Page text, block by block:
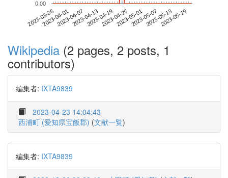
2023-03-262023-04-012023-04-072023-04-132023-04-192023-04-252023-05-012023-05-072023-05-132023-05-19
0.00
Wikipedia (2 pages, 2 posts, 1
contributors)
編集者: IXTA9839
2023-04-23 14:04:43
西浦町 (愛知県宝飯郡) (文献一覧)
編集者: IXTA9839